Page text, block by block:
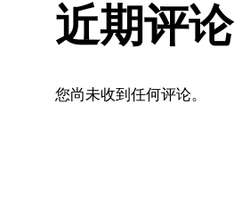
近期评论
您尚未收到任何评论。